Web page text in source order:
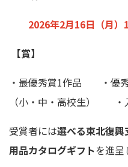
2026年2月16日（月）
【賞】
・最優秀賞1作品 ・優
（小・中・高校生） ・
受賞者には選べる東北復
用品カタログギフトを進呈